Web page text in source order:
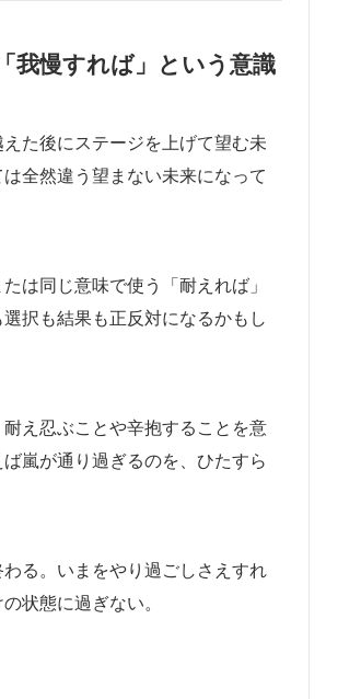
我慢すれば」という意識
た後にステージを上げて望む未
全然違う望まない未来になって
は同じ意味で使う「耐えれば」
択も結果も正反対になるかもし
え忍ぶことや辛抱することを意
嵐が通り過ぎるのを、ひたすら
る。いまをやり過ごしさえすれ
状態に過ぎない。